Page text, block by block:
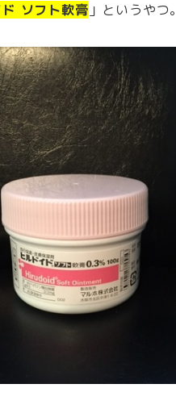
ソフト軟膏 」というやつ。